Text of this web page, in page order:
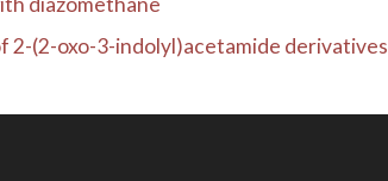
(2-oxo-3-indolyl)acetamide derivatives